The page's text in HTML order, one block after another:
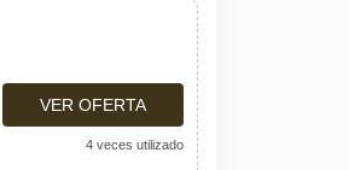
VER OFERTA
4 veces utilizado